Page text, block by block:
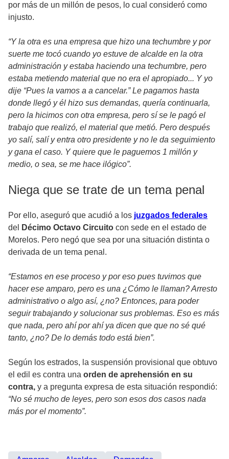
por más de un millón de pesos, lo cual consideró como
injusto.
“Y la otra es una empresa que hizo una techumbre y por
suerte me tocó cuando yo estuve de alcalde en la otra
administración y estaba haciendo una techumbre, pero
estaba metiendo material que no era el apropiado... Y yo
dije “Pues la vamos a a cancelar.” Le pagamos hasta
donde llegó y él hizo sus demandas, quería continuarla,
pero la hicimos con otra empresa, pero sí se le pagó el
trabajo que realizó, el material que metió. Pero después
yo salí, salí y entra otro presidente y no le da seguimiento
y gana el caso. Y quiere que le paguemos 1 millón y
medio, o sea, se me hace ilógico”.
Niega que se trate de un tema penal
Por ello, aseguró que acudió a los juzgados federales
del
Décimo Octavo Circuito con sede en el estado de
Morelos. Pero negó que sea por una situación distinta o
derivada de un tema penal.
“Estamos en ese proceso y por eso pues tuvimos que
hacer ese amparo, pero es una ¿Cómo le llaman? Arresto
administrativo o algo así, ¿no? Entonces, para poder
seguir trabajando y solucionar sus problemas. Eso es más
que nada, pero ahí por ahí ya dicen que que no sé qué
tanto, ¿no? De lo demás todo está bien”.
Según los estrados, la suspensión provisional que obtuvo
el edil es contra una orden de aprehensión en su
contra, y a pregunta expresa de esta situación respondió:
“No sé mucho de leyes, pero son esos dos casos nada
más por el momento”.